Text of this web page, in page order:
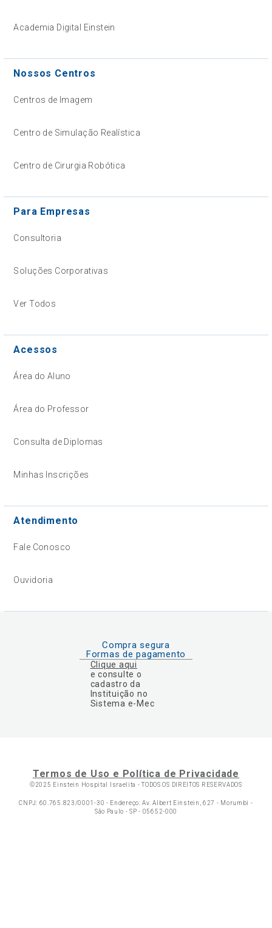
Academia Digital Einstein
Nossos Centros
Centros de Imagem
Centro de Simulação Realística
Centro de Cirurgia Robótica
Para Empresas
Consultoria
Soluções Corporativas
Ver Todos
Acessos
Área do Aluno
Área do Professor
Consulta de Diplomas
Minhas Inscrições
Atendimento
Fale Conosco
Ouvidoria
Compra segura
Formas de pagamento
Clique aqui
e consulte o
cadastro da
Instituição no
Sistema e-Mec
Termos de Uso e Política de Privacidade
©2025 Einstein Hospital Israelita -TODOS OS DIREITOS RESERVADOS
CNPJ: 60.765.823/0001-30 - Endereço: Av. Albert Einstein, 627 - Morumbi -
São Paulo - SP - 05652-000